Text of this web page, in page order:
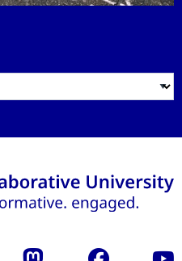
Mastodon Facebook